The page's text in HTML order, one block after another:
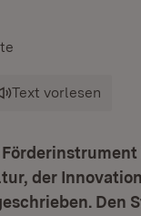
Text vorlesen
der
Den